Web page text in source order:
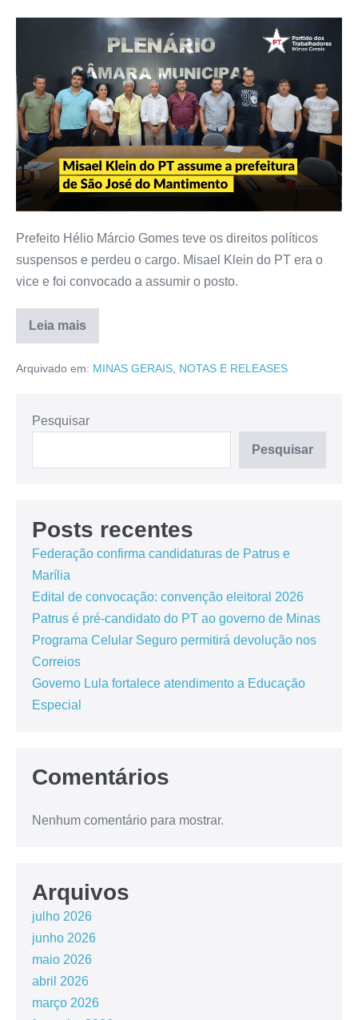
Prefeito Hélio Márcio Gomes teve os direitos políticos
suspensos e perdeu o cargo. Misael Klein do PT era o
vice e foi convocado a assumir o posto.
Leia mais
Arquivado em: MINAS GERAIS, NOTAS E RELEASES
Pesquisar
Pesquisar
Posts recentes
Federação confirma candidaturas de Patrus e
Marília
Edital de convocação: convenção eleitoral 2026
Patrus é pré-candidato do PT ao governo de Minas
Programa Celular Seguro permitirá devolução nos
Correios
Governo Lula fortalece atendimento a Educação
Especial
Comentários
Nenhum comentário para mostrar.
Arquivos
julho 2026
junho 2026
maio 2026
abril 2026
março 2026